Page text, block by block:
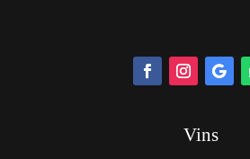
Vins